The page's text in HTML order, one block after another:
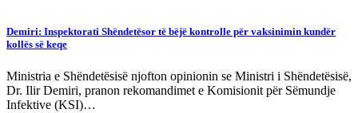
Demiri: Inspektorati Shëndetësor të bëjë kontrolle për vaksinimin kundër
kollës së keqe
Ministria e Shëndetësisë njofton opinionin se Ministri i Shëndetësisë,
Dr. Ilir Demiri, pranon rekomandimet e Komisionit për Sëmundje
Infektive (KSI)…